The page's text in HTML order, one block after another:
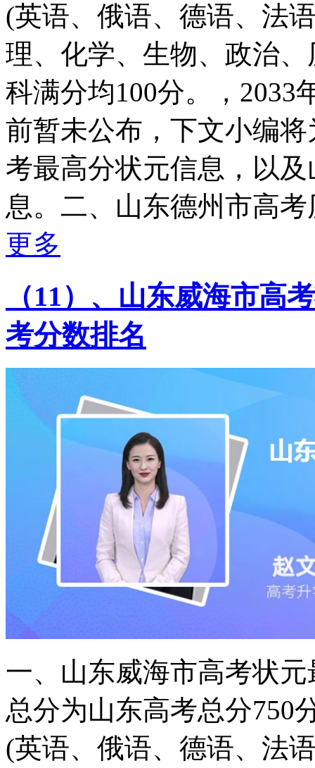
(英语、俄语、德语、法
理、化学、生物、政治
科满分均100分。，2033
前暂未公布，下文小编
考最高分状元信息，以
息。二、山东德州市高
更多
（11）、山东威海市高
考分数排名
一、山东威海市高考状
总分为山东高考总分750
(英语、俄语、德语、法